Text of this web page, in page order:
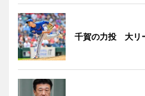
千賀の力投 大リ